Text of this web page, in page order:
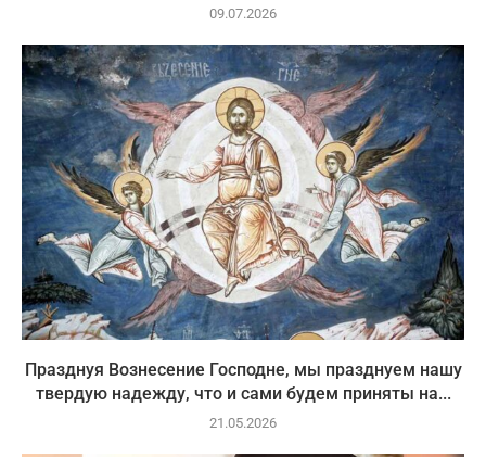
09.07.2026
Празднуя Вознесение Господне, мы празднуем нашу
твердую надежду, что и сами будем приняты на...
21.05.2026